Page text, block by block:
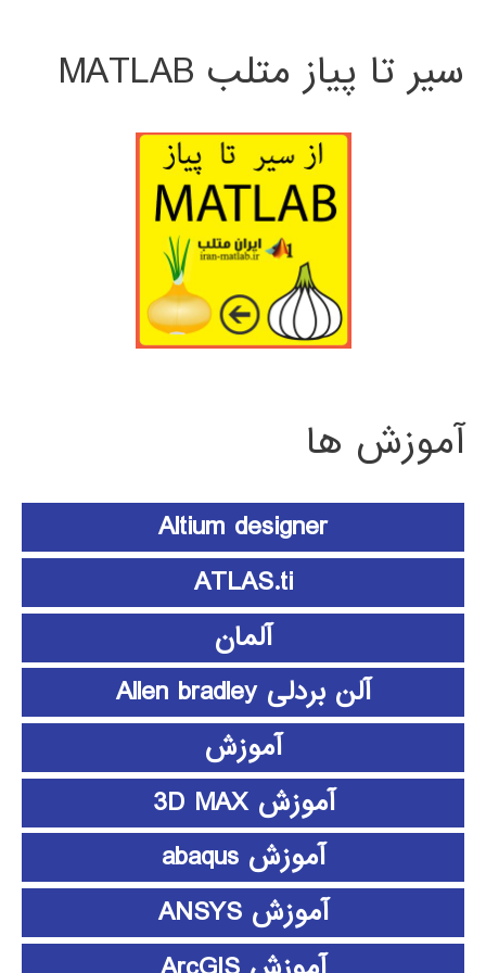
سیر تا پیاز متلب MATLAB
آموزش ها
Altium designer
ATLAS.ti
آلمان
آلن بردلی Allen bradley
آموزش
آموزش 3D MAX
آموزش abaqus
آموزش ANSYS